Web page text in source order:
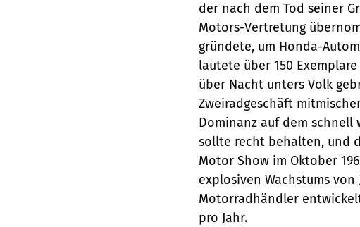
der nach dem Tod seiner
Motors-Vertretung
gründete, um Honda-
lautete über 150
über Nacht unters Volk
Zweiradgeschäft
Dominanz auf dem
sollte recht behalten, und
Motor Show im Oktober
explosiven Wachstums
Motorradhändler
pro Jahr.